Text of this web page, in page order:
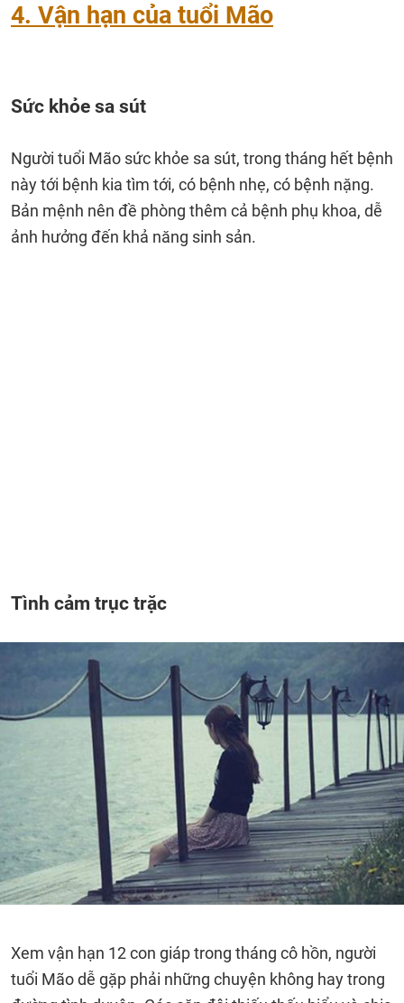
4. Vận hạn của tuổi Mão
Sức khỏe sa sút
Người tuổi Mão sức khỏe sa sút, trong tháng hết bệnh
này tới bệnh kia tìm tới, có bệnh nhẹ, có bệnh nặng.
Bản mệnh nên đề phòng thêm cả bệnh phụ khoa, dễ
ảnh hưởng đến khả năng sinh sản.
Tình cảm trục trặc
Xem vận hạn 12 con giáp trong tháng cô hồn, người
tuổi Mão dễ gặp phải những chuyện không hay trong